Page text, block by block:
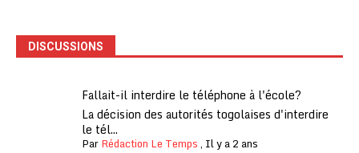
DISCUSSIONS
Fallait-il interdire le téléphone à l'école?
La décision des autorités togolaises d'interdire
le tél...
ParRédaction Le Temps, Il y a 2 ans